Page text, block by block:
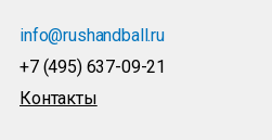
info@rushandball.ru
+7 (495) 637-09-21
Контакты